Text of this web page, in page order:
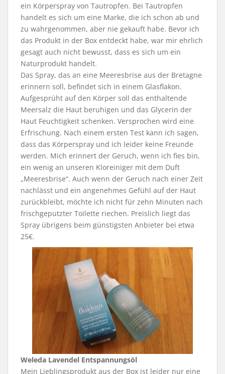
ein Körperspray von Tautropfen. Bei Tautropfen
handelt es sich um eine Marke, die ich schon ab und
zu wahrgenommen, aber nie gekauft habe. Bevor ich
das Produkt in der Box entdeckt habe, war mir ehrlich
gesagt auch nicht bewusst, dass es sich um ein
Naturprodukt handelt.
Das Spray, das an eine Meeresbrise aus der Bretagne
erinnern soll, befindet sich in einem Glasflakon.
Aufgesprüht auf den Körper soll das enthaltende
Meersalz die Haut beruhigen und das Glycerin der
Haut Feuchtigkeit schenken. Versprochen wird eine
Erfrischung. Nach einem ersten Test kann ich sagen,
dass das Körperspray und ich leider keine Freunde
werden. Mich erinnert der Geruch, wenn ich fies bin,
ein wenig an unseren Kloreiniger mit dem Duft
„Meeresbrise“. Auch wenn der Geruch nach einer Zeit
nachlässt und ein angenehmes Gefühl auf der Haut
zurückbleibt, möchte ich nicht für zehn Minuten nach
frischgeputzter Toilette riechen. Preislich liegt das
Spray übrigens beim günstigsten Anbieter bei etwa
25€.
Weleda Lavendel Entspannungsöl
Mein Lieblingsprodukt aus der Box ist leider nur eine